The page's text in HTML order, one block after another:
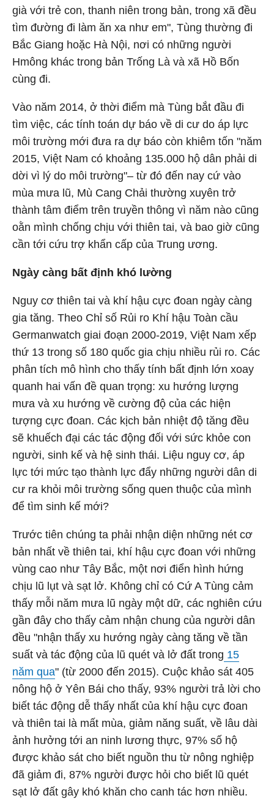
già với trẻ con, thanh niên trong bản, trong xã đều
tìm đường đi làm ăn xa như em", Tùng thường đi
Bắc Giang hoặc Hà Nội, nơi có những người
Hmông khác trong bản Trống Là và xã Hồ Bốn
cùng đi.
Vào năm 2014, ở thời điểm mà Tùng bắt đầu đi
tìm việc, các tính toán dự báo về di cư do áp lực
môi trường mới đưa ra dự báo còn khiêm tốn "năm
2015, Việt Nam có khoảng 135.000 hộ dân phải di
dời vì lý do môi trường"– từ đó đến nay cứ vào
mùa mưa lũ, Mù Cang Chải thường xuyên trở
thành tâm điểm trên truyền thông vì năm nào cũng
oằn mình chống chịu với thiên tai, và bao giờ cũng
cần tới cứu trợ khẩn cấp của Trung ương.
Ngày càng bất định khó lường
Nguy cơ thiên tai và khí hậu cực đoan ngày càng
gia tăng. Theo Chỉ số Rủi ro Khí hậu Toàn cầu
Germanwatch giai đoạn 2000-2019, Việt Nam xếp
thứ 13 trong số 180 quốc gia chịu nhiều rủi ro. Các
phân tích mô hình cho thấy tính bất định lớn xoay
quanh hai vấn đề quan trọng: xu hướng lượng
mưa và xu hướng về cường độ của các hiện
tượng cực đoan. Các kịch bản nhiệt độ tăng đều
sẽ khuếch đại các tác động đối với sức khỏe con
người, sinh kế và hệ sinh thái. Liệu nguy cơ, áp
lực tới mức tạo thành lực đẩy những người dân di
cư ra khỏi môi trường sống quen thuộc của mình
để tìm sinh kế mới?
Trước tiên chúng ta phải nhận diện những nét cơ
bản nhất về thiên tai, khí hậu cực đoan với những
vùng cao như Tây Bắc, một nơi điển hình hứng
chịu lũ lụt và sạt lở. Không chỉ có Cứ A Tùng cảm
thấy mỗi năm mưa lũ ngày một dữ, các nghiên cứu
gần đây cho thấy cảm nhận chung của người dân
đều "nhận thấy xu hướng ngày càng tăng về tần
suất và tác động của lũ quét và lở đất trong 15
năm qua" (từ 2000 đến 2015). Cuộc khảo sát 405
nông hộ ở Yên Bái cho thấy, 93% người trả lời cho
biết tác động dễ thấy nhất của khí hậu cực đoan
và thiên tai là mất mùa, giảm năng suất, về lâu dài
ảnh hưởng tới an ninh lương thực, 97% số hộ
được khảo sát cho biết nguồn thu từ nông nghiệp
đã giảm đi, 87% người được hỏi cho biết lũ quét
sạt lở đất gây khó khăn cho canh tác hơn nhiều.